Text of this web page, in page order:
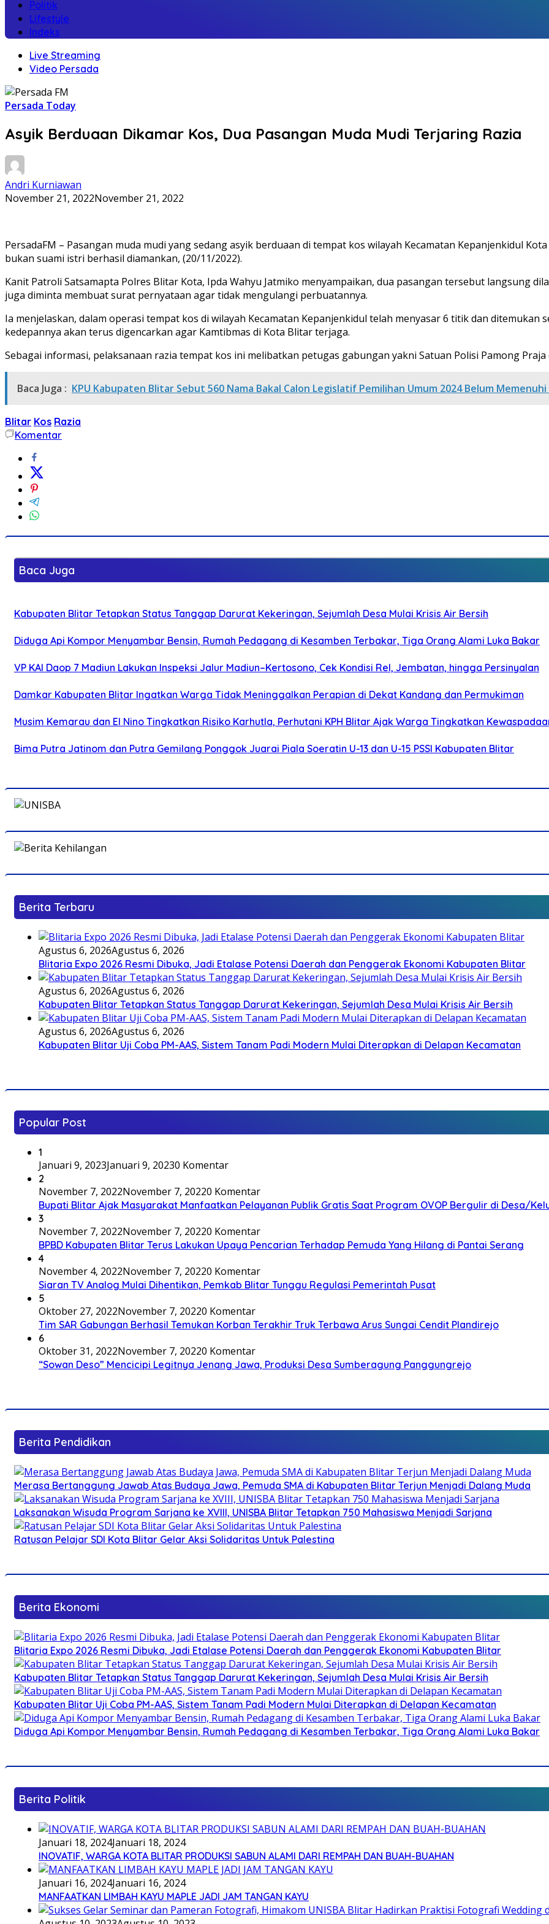
Politik
Lifestyle
Indeks
Live Streaming
Video Persada
Persada Today
Asyik Berduaan Dikamar Kos, Dua Pasangan Muda Mudi Terjaring Razia
Andri Kurniawan
November 21, 2022November 21, 2022
PersadaFM – Pasangan muda mudi yang sedang asyik berduaan di tempat kos wilayah Kecamatan Kepanjenkidul
bukan suami istri berhasil diamankan, (20/11/2022).
Kanit Patroli Satsamapta Polres Blitar Kota, Ipda Wahyu Jatmiko menyampaikan, dua pasangan tersebut langsung
juga diminta membuat surat pernyataan agar tidak mengulangi perbuatannya.
Ia menjelaskan, dalam operasi tempat kos di wilayah Kecamatan Kepanjenkidul telah menyasar 6 titik dan ditemukan
kedepannya akan terus digencarkan agar Kamtibmas di Kota Blitar terjaga.
Sebagai informasi, pelaksanaan razia tempat kos ini melibatkan petugas gabungan yakni Satuan Polisi Pamong Praja
Baca Juga : KPU Kabupaten Blitar Sebut 560 Nama Bakal Calon Legislatif Pemilihan Umum 2024 Belum
Blitar Kos Razia
Komentar
Baca Juga
Kabupaten Blitar Tetapkan Status Tanggap Darurat Kekeringan, Sejumlah Desa Mulai Krisis Air Bersih
Diduga Api Kompor Menyambar Bensin, Rumah Pedagang di Kesamben Terbakar, Tiga Orang Alami Luka Bakar
VP KAI Daop 7 Madiun Lakukan Inspeksi Jalur Madiun–Kertosono, Cek Kondisi Rel, Jembatan, hingga Persinyalan
Damkar Kabupaten Blitar Ingatkan Warga Tidak Meninggalkan Perapian di Dekat Kandang dan Permukiman
Musim Kemarau dan El Nino Tingkatkan Risiko Karhutla, Perhutani KPH Blitar Ajak Warga Tingkatkan
Bima Putra Jatinom dan Putra Gemilang Ponggok Juarai Piala Soeratin U-13 dan U-15 PSSI Kabupaten Blitar
Berita Terbaru
Agustus 6, 2026Agustus 6, 2026
Blitaria Expo 2026 Resmi Dibuka, Jadi Etalase Potensi Daerah dan Penggerak Ekonomi Kabupaten Blitar
Agustus 6, 2026Agustus 6, 2026
Kabupaten Blitar Tetapkan Status Tanggap Darurat Kekeringan, Sejumlah Desa Mulai Krisis Air Bersih
Agustus 6, 2026Agustus 6, 2026
Kabupaten Blitar Uji Coba PM-AAS, Sistem Tanam Padi Modern Mulai Diterapkan di Delapan Kecamatan
Popular Post
1
Januari 9, 2023Januari 9, 20230 Komentar
2
November 7, 2022November 7, 20220 Komentar
Bupati Blitar Ajak Masyarakat Manfaatkan Pelayanan Publik Gratis Saat Program OVOP Bergulir di Desa/
3
November 7, 2022November 7, 20220 Komentar
BPBD Kabupaten Blitar Terus Lakukan Upaya Pencarian Terhadap Pemuda Yang Hilang di Pantai Serang
4
November 4, 2022November 7, 20220 Komentar
Siaran TV Analog Mulai Dihentikan, Pemkab Blitar Tunggu Regulasi Pemerintah Pusat
5
Oktober 27, 2022November 7, 20220 Komentar
Tim SAR Gabungan Berhasil Temukan Korban Terakhir Truk Terbawa Arus Sungai Cendit Plandirejo
6
Oktober 31, 2022November 7, 20220 Komentar
“Sowan Deso” Mencicipi Legitnya Jenang Jawa, Produksi Desa Sumberagung Panggungrejo
Berita Pendidikan
Merasa Bertanggung Jawab Atas Budaya Jawa, Pemuda SMA di Kabupaten Blitar Terjun Menjadi Dalang Muda
Laksanakan Wisuda Program Sarjana ke XVIII, UNISBA Blitar Tetapkan 750 Mahasiswa Menjadi Sarjana
Ratusan Pelajar SDI Kota Blitar Gelar Aksi Solidaritas Untuk Palestina
Berita Ekonomi
Blitaria Expo 2026 Resmi Dibuka, Jadi Etalase Potensi Daerah dan Penggerak Ekonomi Kabupaten Blitar
Kabupaten Blitar Tetapkan Status Tanggap Darurat Kekeringan, Sejumlah Desa Mulai Krisis Air Bersih
Kabupaten Blitar Uji Coba PM-AAS, Sistem Tanam Padi Modern Mulai Diterapkan di Delapan Kecamatan
Diduga Api Kompor Menyambar Bensin, Rumah Pedagang di Kesamben Terbakar, Tiga Orang Alami Luka Bakar
Berita Politik
Januari 18, 2024Januari 18, 2024
INOVATIF, WARGA KOTA BLITAR PRODUKSI SABUN ALAMI DARI REMPAH DAN BUAH-BUAHAN
Januari 16, 2024Januari 16, 2024
MANFAATKAN LIMBAH KAYU MAPLE JADI JAM TANGAN KAYU